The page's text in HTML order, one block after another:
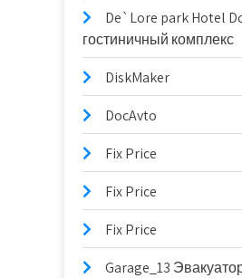
De`Lore park Hotel
гостиничный комплекс
DiskMaker
DocAvto
Fix Price
Fix Price
Fix Price
Garage_13